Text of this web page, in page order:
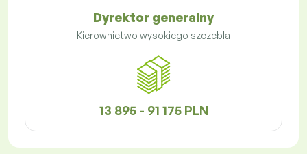
Dyrektor generalny
Kierownictwo wysokiego szczebla
13 895 - 91 175 PLN